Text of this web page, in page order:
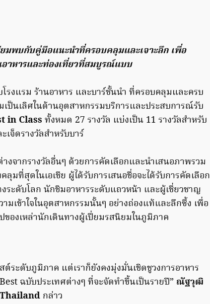
มพบกับคู่มือแนะนำที่ครอบคลุมและเจาะลึก เพื่อ
าหารและท่องเที่ยวที่สมบูรณ์แบบ
รงแรม ร้านอาหาร และบาร์ชั้นนำ ที่ครอบคลุมและครบ
เป็นเลิศในด้านอุตสาหกรรมบริการและประสบการณ์รับ
in Class ทั้งหมด 27 รางวัล แบ่งเป็น 11 รางวัลสำหรับ
เจ็ดรางวัลสำหรับบาร์
จากรางวัลอื่นๆ ด้วยการคัดเลือกและนำเสนอภาพรวม
มที่สุดในเอเชีย ผู้ได้รับการเสนอชื่อจะได้รับการคัดเลือก
ะดับโลก นักชิมอาหารระดับแถวหน้า และผู้เชี่ยวชาญ
มเข้าใจในอุตสาหกรรมนั้นๆ อย่างถ่องแท้และลึกซึ้ง เพื่อ
องเหล่านักเดินทางผู้เปี่ยมรสนิยมในภูมิภาค
ต์ระดับภูมิภาค แต่เราก็ยังคงมุ่งมั่นเชิดชูวงการอาหาร
ฉบับประเทศต่างๆ ที่จะจัดทำขึ้นเป็นรายปี” ณัฐวุฒิ
กล่าว